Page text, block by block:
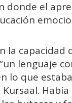
el
la capacidad
lenguaje
lo que